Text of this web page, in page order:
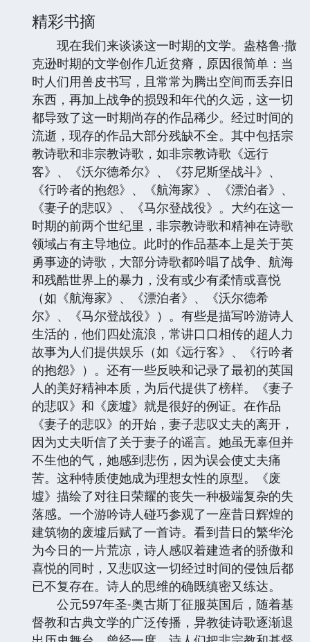
精彩书摘
现在我们来谈谈这一时期的文学。盎格鲁·撒
克逊时期的文学创作几近贫瘠，原因很简单：当
时人们用兽皮书写，且常常为腾出空间而丢弃旧
东西，再加上战争的损毁和年代的久远，这一切
都导致了这一时期尚存的作品稀少。经过时间的
流逝，现存的作品大部分残缺不全。其中包括宗
教诗歌和非宗教诗歌，如非宗教诗歌《远行
客》、《沃尔德希尔》、《芬尼斯堡战斗》、
《行吟者的抱怨》、《航海家》、《漂泊者》、
《妻子的悲叹》、《马尔登战役》。大约在这一
时期的前两个世纪里，非宗教诗歌和精神在诗歌
领域占有主导地位。此时的作品基本上是关于英
勇事迹的诗歌，大部分诗歌都吟唱了战争、航海
和残酷世界上的暴力，没有或少有柔情或喜悦
（如《航海家》、《漂泊者》、《沃尔德希
尔》、《马尔登战役》）。有些是描写吟游诗人
生活的，他们四处流浪，常讲口口相传的超人力
故事为人们提供娱乐（如《远行客》、《行吟者
的抱怨》）。还有一些反映和记录了最初的英国
人的美好精神本质，为后代提供了榜样。《妻子
的悲叹》和《废墟》就是很好的例证。在作品
《妻子的悲叹》的开始，妻子悲叹丈夫的离开，
因为丈夫听信了关于妻子的谣言。她虽无辜但并
不生他的气，她感到悲伤，因为误会使丈夫痛
苦。这种特质使她成为理想女性的原型。《废
墟》描绘了对往日荣耀的丧失一种极端复杂的失
落感。一个游吟诗人碰巧参观了一座昔日辉煌的
建筑物的废墟后赋了一首诗。看到昔日的繁华沦
为今日的一片荒凉，诗人感叹着建造者的骄傲和
喜悦的同时，又悲叹这一切经过时间的侵蚀后都
已不复存在。诗人的思维的确既缜密又练达。
公元597年圣-奥古斯丁征服英国后，随着基
督教和古典文学的广泛传播，异教徒诗歌逐渐退